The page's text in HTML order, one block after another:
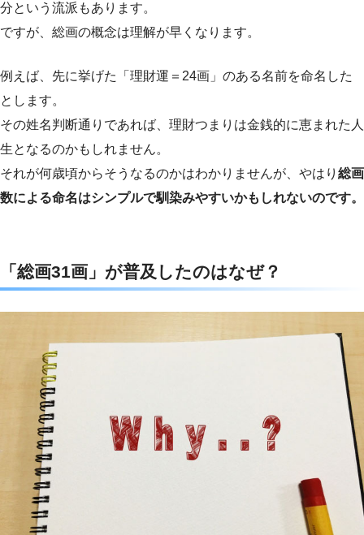
分という流派もあります。
ですが、総画の概念は理解が早くなります。
例えば、先に挙げた「理財運＝24画」のある名前を命名した
とします。
その姓名判断通りであれば、理財つまりは金銭的に恵まれた人
生となるのかもしれません。
それが何歳頃からそうなるのかはわかりませんが、やはり 総画
数による命名はシンプルで馴染みやすいかもしれないのです。
「総画31画」が普及したのはなぜ？